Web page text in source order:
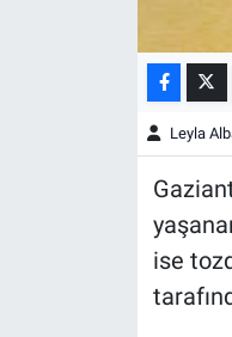
Leyla
ise